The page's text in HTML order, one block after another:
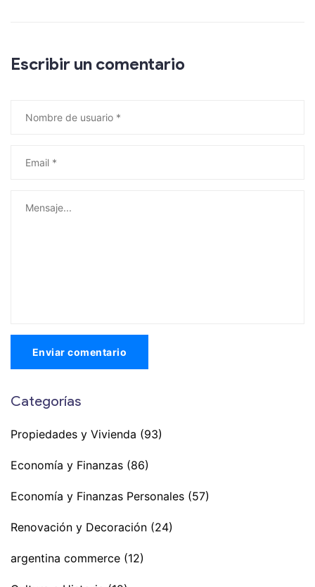
Escribir un comentario
Enviar comentario
Categorías
Propiedades y Vivienda (93)
Economía y Finanzas (86)
Economía y Finanzas Personales (57)
Renovación y Decoración (24)
argentina commerce (12)